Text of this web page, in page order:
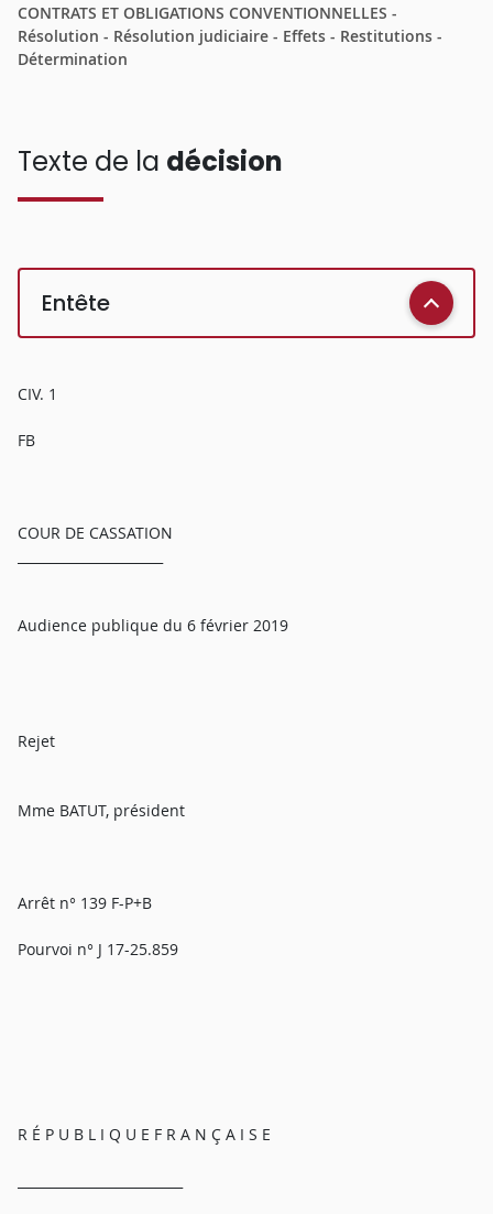
CONTRATS ET OBLIGATIONS CONVENTIONNELLES -
Résolution - Résolution judiciaire - Effets - Restitutions -
Détermination
Texte de la décision
Entête
CIV. 1
FB
COUR DE CASSATION
Audience publique du 6 février 2019
Rejet
Mme BATUT, président
Arrêt n° 139 F-P+B
Pourvoi n° J 17-25.859
R É P U B L I Q U E F R A N Ç A I S E